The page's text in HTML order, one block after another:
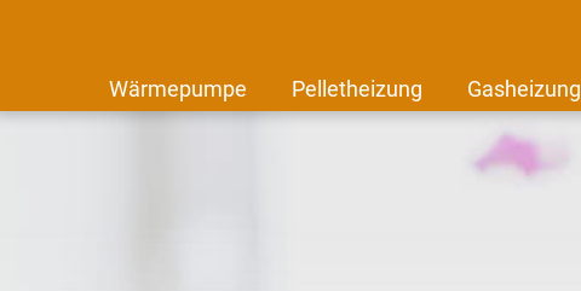
Wärmepumpe Pelletheizung Gasheizung